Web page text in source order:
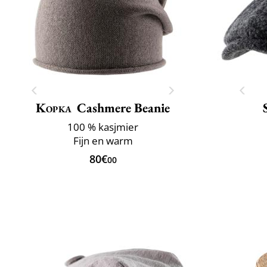
Kopka Cashmere Beanie
100 % kasjmier
Fijn en warm
80€00